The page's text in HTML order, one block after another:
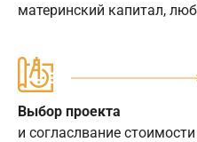
материнский капитал,
Выбор проекта
и согласлвание